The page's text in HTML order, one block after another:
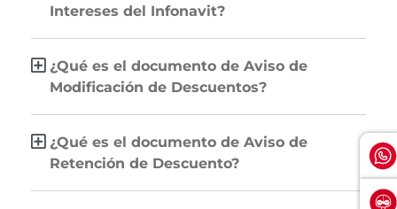
Intereses del Infonavit?
¿Qué es el documento de Aviso de
Modificación de Descuentos?
¿Qué es el documento de Aviso de
Retención de Descuento?